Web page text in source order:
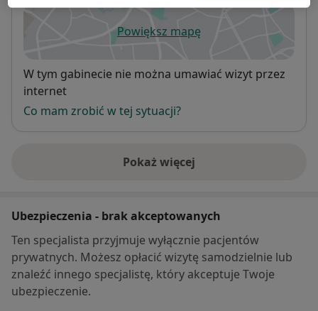
Powiększ mapęotwiera się w nowej karcie
Dostępność
W tym gabinecie nie można umawiać wizyt przez
internet
Co mam zrobić w tej sytuacji?
Pokaż więcej
o adresie
Ubezpieczenia - brak akceptowanych
Ten specjalista przyjmuje wyłącznie pacjentów
prywatnych. Możesz opłacić wizytę samodzielnie lub
znaleźć innego specjalistę, który akceptuje Twoje
ubezpieczenie.